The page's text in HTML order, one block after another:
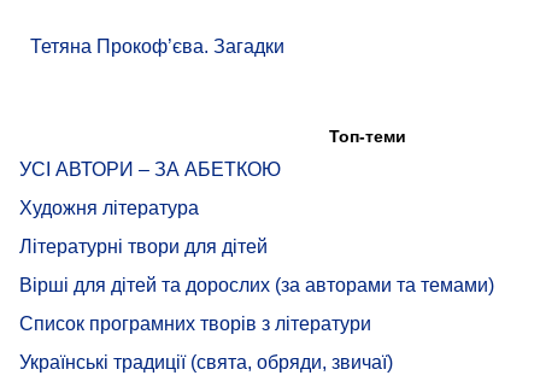
Тетяна Прокоф’єва. Загадки
Топ-теми
УСІ АВТОРИ – ЗА АБЕТКОЮ
Художня література
Літературні твори для дітей
Вірші для дітей та дорослих (за авторами та темами)
Список програмних творів з літератури
Українські традиції (свята, обряди, звичаї)